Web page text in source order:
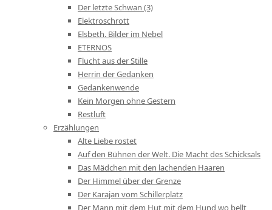
Der letzte Schwan (3)
Elektroschrott
Elsbeth. Bilder im Nebel
ETERNOS
Flucht aus der Stille
Herrin der Gedanken
Gedankenwende
Kein Morgen ohne Gestern
Restluft
Erzählungen
Alte Liebe rostet
Auf den Bühnen der Welt. Die Macht des Schicksals
Das Mädchen mit den lachenden Haaren
Der Himmel über der Grenze
Der Karajan vom Schillerplatz
Der Mann mit dem Hut mit dem Hund wo bellt